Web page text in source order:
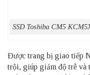
SSD Toshiba CM5
Được trang bị giao tiếp
trội, giúp giảm độ trễ và